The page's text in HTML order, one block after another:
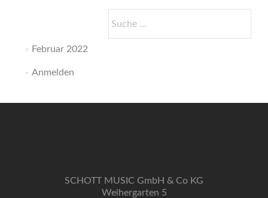
nach:
Februar 2022
Anmelden
SCHOTT MUSIC GmbH & Co KG
Weihergarten 5